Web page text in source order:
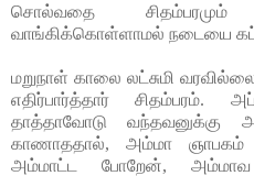
சொல்வதை சிதம்பரமும்
வாங்கிக்கொள்ளாமல் நடையை
மறுநாள் காலை லட்சுமி
எதிர்பார்த்தார் சிதம்பரம்.
தாத்தாவோடு வந்தவனுக்கு
காணாததால், அம்மா ஞாபகம்
அம்மாட்ட போறேன்,